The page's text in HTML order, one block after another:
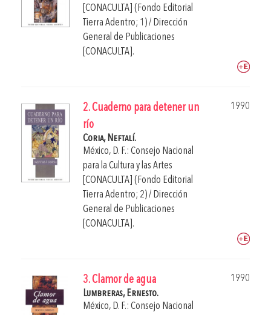
[CONACULTA] (Fondo Editorial
Tierra Adentro; 1) / Dirección
General de Publicaciones
[CONACULTA].
2. Cuaderno para detener un
río
1990
Coria, Neftalí.
México, D. F.: Consejo Nacional
para la Cultura y las Artes
[CONACULTA] (Fondo Editorial
Tierra Adentro; 2) / Dirección
General de Publicaciones
[CONACULTA].
3. Clamor de agua
1990
Lumbreras, Ernesto.
México, D. F.: Consejo Nacional